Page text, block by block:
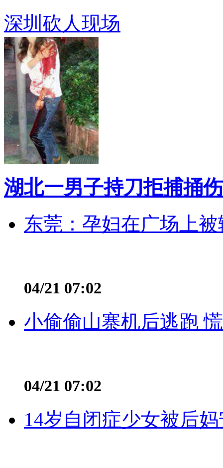
深圳砍人现场
湖北一男子持刀拒捕捅
东莞：孕妇在广场上
04/21 07:02
小偷偷山寨机后逃跑
04/21 07:02
14岁自闭症少女被后